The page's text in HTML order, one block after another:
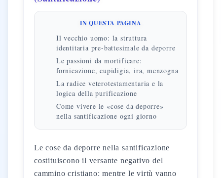
IN QUESTA PAGINA
Il vecchio uomo: la struttura
identitaria pre-battesimale da deporre
Le passioni da mortificare:
fornicazione, cupidigia, ira, menzogna
La radice veterotestamentaria e la
logica della purificazione
Come vivere le «cose da deporre»
nella santificazione ogni giorno
Le cose da deporre nella santificazione
costituiscono il versante negativo del
cammino cristiano: mentre le virtù vanno